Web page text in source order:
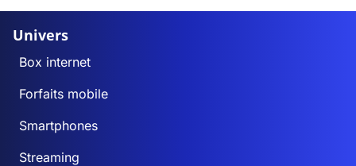
Univers
Box internet
Forfaits mobile
Smartphones
Streaming